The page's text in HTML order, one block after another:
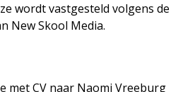
wordt vastgesteld volgens de
New Skool Media.
met CV naar Naomi Vreeburg